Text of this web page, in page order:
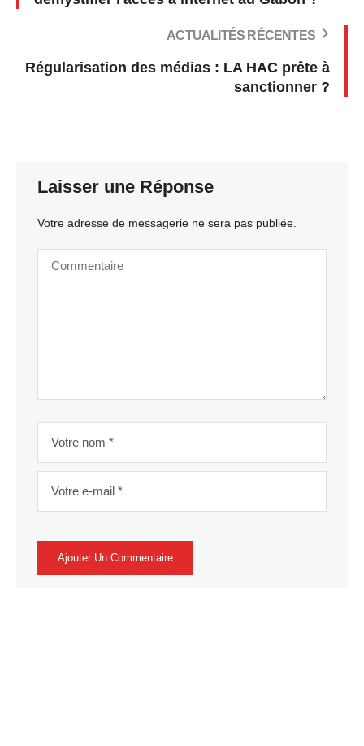
ACTUALITÉS RÉCENTES
Régularisation des médias : LA HAC prête à
sanctionner ?
Laisser une Réponse
Votre adresse de messagerie ne sera pas publiée.